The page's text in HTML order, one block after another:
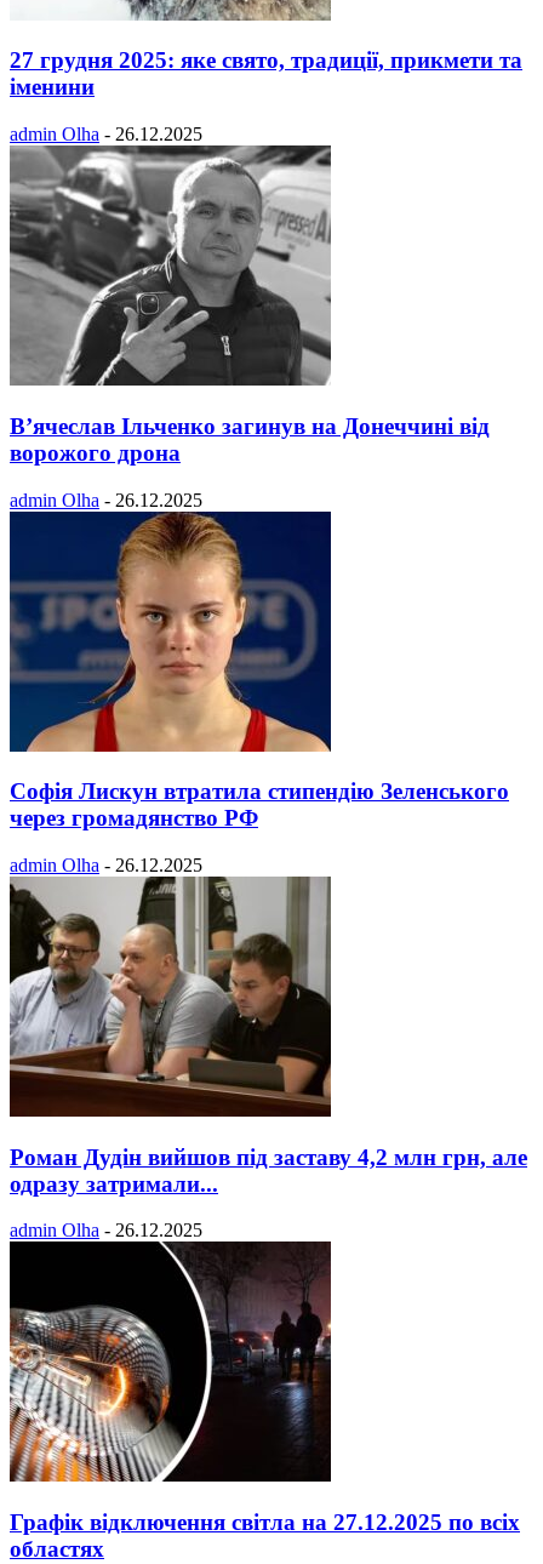
27 грудня 2025: яке свято, традиції, прикмети та
іменини
admin Olha - 26.12.2025
В’ячеслав Ільченко загинув на Донеччині від
ворожого дрона
admin Olha - 26.12.2025
Софія Лискун втратила стипендію Зеленського
через громадянство РФ
admin Olha - 26.12.2025
Роман Дудін вийшов під заставу 4,2 млн грн, але
одразу затримали...
admin Olha - 26.12.2025
Графік відключення світла на 27.12.2025 по всіх
областях